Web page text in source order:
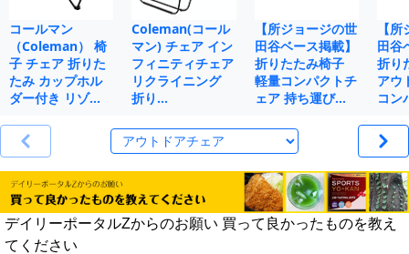
コールマン
（Coleman） 椅
子 チェア 折りた
たみ カップホル
ダー付き リゾ…
Coleman(コール
マン) チェア イン
フィニティチェア
リクライニング
折り…
【所ジョージの世
田谷ベース掲載】
折りたたみ椅子
軽量コンパクトチ
ェア 持ち運び…
【
田谷
折り
アウ
コン
デイリーポータルZからのお願い 買って良かったものを教え
てください